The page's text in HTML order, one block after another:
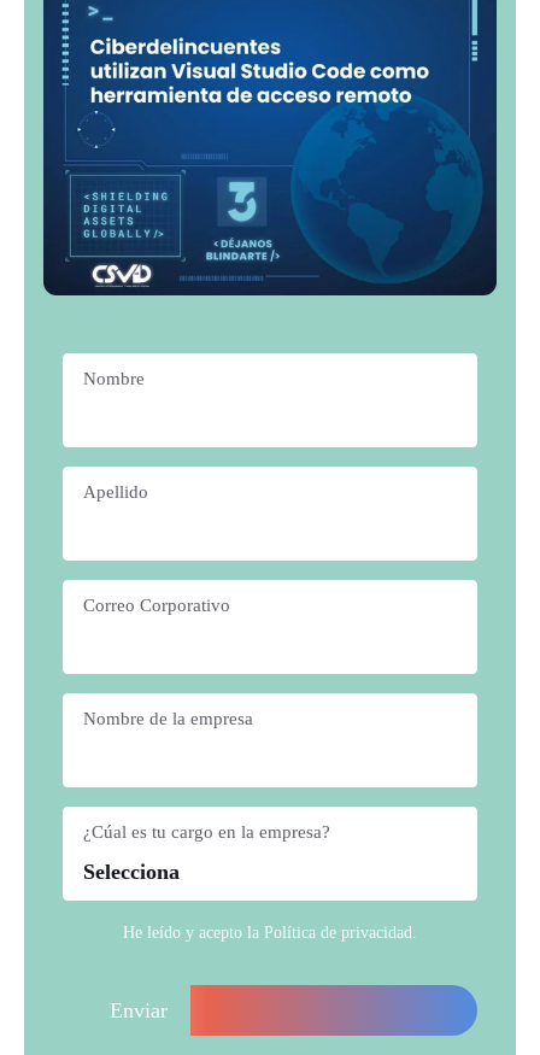
Nombre
Apellido
Correo Corporativo
Nombre de la empresa
¿Cúal es tu cargo en la empresa?
He leído y acepto la Política de privacidad